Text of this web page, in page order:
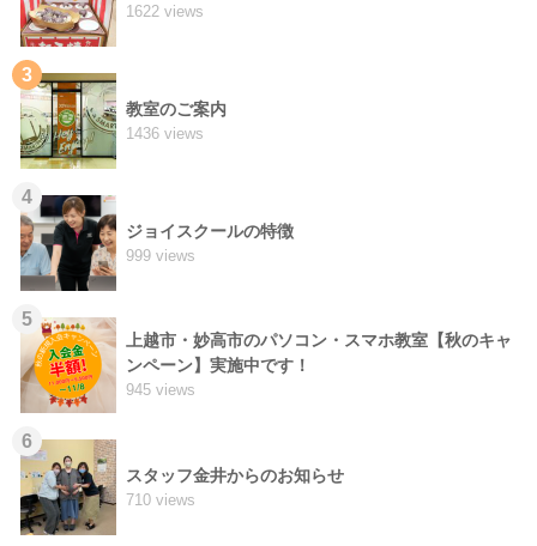
1622 views
3
教室のご案内
1436 views
4
ジョイスクールの特徴
999 views
5
上越市・妙高市のパソコン・スマホ教室【秋のキャ
ンペーン】実施中です！
945 views
6
スタッフ金井からのお知らせ
710 views